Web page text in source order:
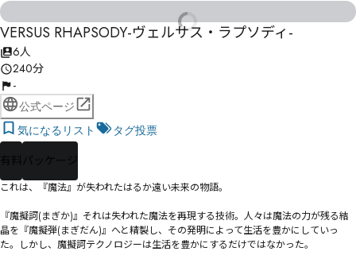
VERSUS RHAPSODY-ヴェルサス・ラプソディ-
6人
240分
-
公式ページ
気になるリスト
タグ投票
有料 パッケージ
これは、『魔法』が失われたはるか遠い未来の物語。
『魔擬訶(まぎか)』それは失われた魔法を再現する技術。人々は魔法の力が残る結
晶を『魔擬弾(まぎだん)』へと精製し、その発明によって生活を豊かにしていっ
た。しかし、魔擬訶テクノロジーは生活を豊かにするだけではなかった。